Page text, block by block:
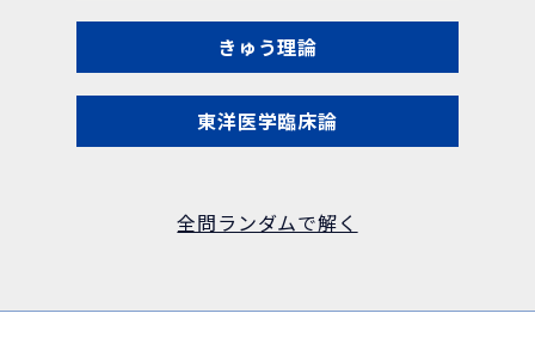
きゅう理論
東洋医学臨床論
全問ランダムで解く